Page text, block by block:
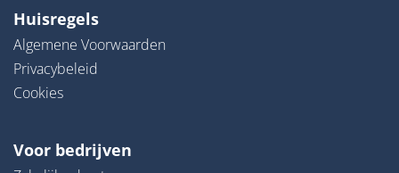
Huisregels
Algemene Voorwaarden
Privacybeleid
Cookies
Voor bedrijven